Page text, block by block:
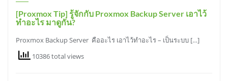
[Proxmox Tip] รู้จักกับ Proxmox Backup Server เอาไว้
ทำอะไร มาดูกัน?
Proxmox Backup Server คืออะไร เอาไว้ทำอะไร – เป็นระบบ […]
10386 total views